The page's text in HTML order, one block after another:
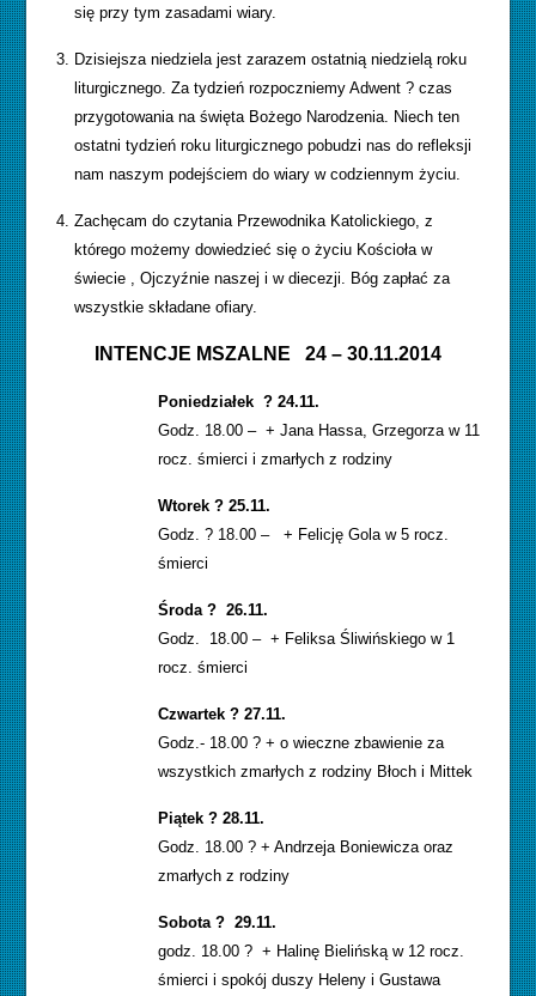
się przy tym zasadami wiary.
Dzisiejsza niedziela jest zarazem ostatnią niedzielą roku
liturgicznego. Za tydzień rozpoczniemy Adwent ? czas
przygotowania na święta Bożego Narodzenia. Niech ten
ostatni tydzień roku liturgicznego pobudzi nas do refleksji
nam naszym podejściem do wiary w codziennym życiu.
Zachęcam do czytania Przewodnika Katolickiego, z
którego możemy dowiedzieć się o życiu Kościoła w
świecie , Ojczyźnie naszej i w diecezji. Bóg zapłać za
wszystkie składane ofiary.
INTENCJE MSZALNE 24 – 30.11.2014
Poniedziałek ? 24.11.
Godz. 18.00 – + Jana Hassa, Grzegorza w 11
rocz. śmierci i zmarłych z rodziny
Wtorek ? 25.11.
Godz. ? 18.00 – + Felicję Gola w 5 rocz.
śmierci
Środa ? 26.11.
Godz. 18.00 – + Feliksa Śliwińskiego w 1
rocz. śmierci
Czwartek ? 27.11.
Godz.- 18.00 ? + o wieczne zbawienie za
wszystkich zmarłych z rodziny Błoch i Mittek
Piątek ? 28.11.
Godz. 18.00 ? + Andrzeja Boniewicza oraz
zmarłych z rodziny
Sobota ? 29.11.
godz. 18.00 ? + Halinę Bielińską w 12 rocz.
śmierci i spokój duszy Heleny i Gustawa